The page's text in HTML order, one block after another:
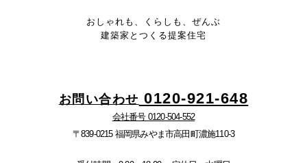
おしゃれも、くらしも、ぜんぶ
建築家とつくる提案住宅
お問い合わせ 0120-921-648
会社番号 0120-504-552
〒839-0215 福岡県みやま市高田町濃施110-3